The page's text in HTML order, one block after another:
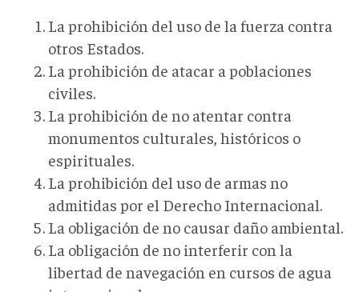
La prohibición del uso de la fuerza contra
otros Estados.
La prohibición de atacar a poblaciones
civiles.
La prohibición de no atentar contra
monumentos culturales, históricos o
espirituales.
La prohibición del uso de armas no
admitidas por el Derecho Internacional.
La obligación de no causar daño ambiental.
La obligación de no interferir con la
libertad de navegación en cursos de agua